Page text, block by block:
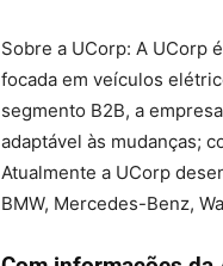
Sobre a UCorp: A UCorp
focada em veículos
segmento B2B, a
adaptável às mudanças;
Atualmente a UCorp
BMW, Mercedes-Benz,